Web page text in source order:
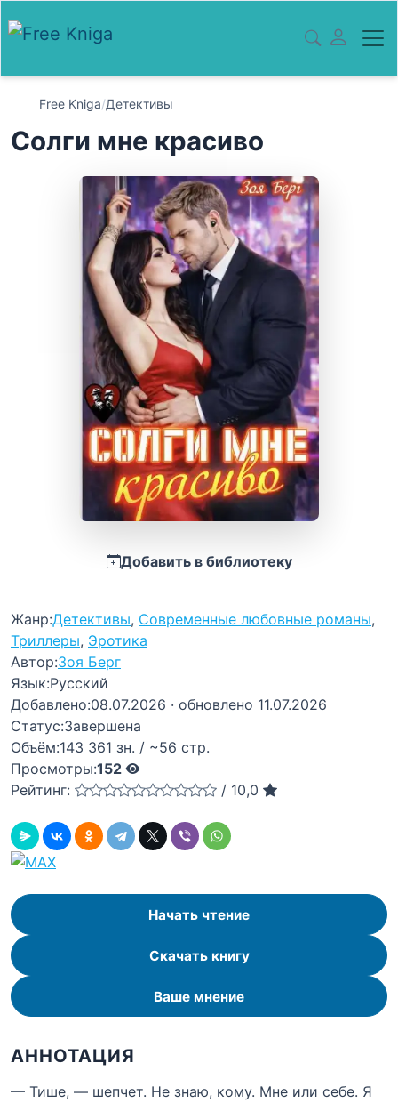
Free Kniga/Детективы
Солги мне красиво
Добавить в библиотеку
Жанр:Детективы, Современные любовные романы,
Триллеры, Эротика
Автор:Зоя Берг
Язык:Русский
Добавлено:08.07.2026 · обновлено 11.07.2026
Статус:Завершена
Объём:143 361 зн. / ~56 стр.
Просмотры:152
Рейтинг:
/ 10,0
Начать чтение
Скачать книгу
Ваше мнение
АННОТАЦИЯ
— Тише, — шепчет. Не знаю, кому. Мне или себе. Я